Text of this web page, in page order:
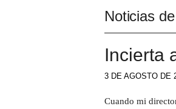
Noticias
Incierta
3 DE AGOSTO DE
Cuando mi